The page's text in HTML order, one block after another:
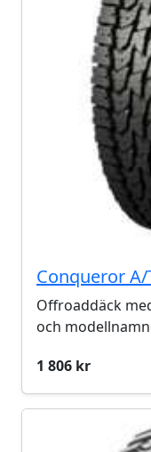
Conqueror A/
Offroaddäck
och
1 806 kr